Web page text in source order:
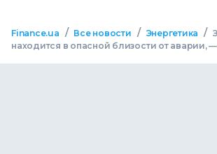
Finance.ua / Все новости / Энергетика /
находится в опасной близости от аварии,